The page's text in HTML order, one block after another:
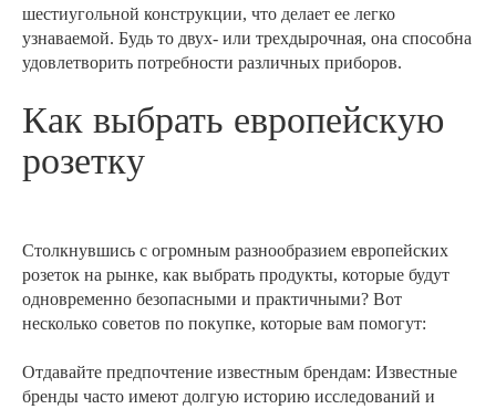
шестиугольной конструкции, что делает ее легко
узнаваемой. Будь то двух- или трехдырочная, она способна
удовлетворить потребности различных приборов.
Как выбрать европейскую
розетку
Столкнувшись с огромным разнообразием европейских
розеток на рынке, как выбрать продукты, которые будут
одновременно безопасными и практичными? Вот
несколько советов по покупке, которые вам помогут:
Отдавайте предпочтение известным брендам: Известные
бренды часто имеют долгую историю исследований и